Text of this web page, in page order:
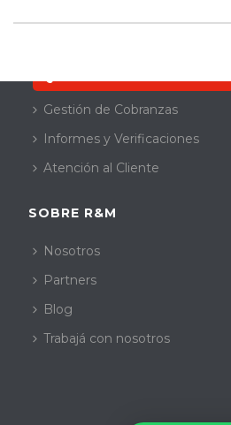
Gestión de Cobranzas
Informes y Verificaciones
Atención al Cliente
SOBRE R&M
Nosotros
Partners
Blog
Trabajá con nosotros